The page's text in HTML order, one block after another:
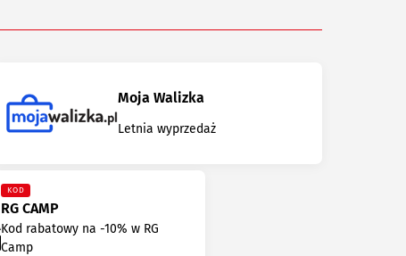
Moja Walizka
Letnia wyprzedaż
KOD
RG CAMP
Kod rabatowy na -10% w RG
Camp